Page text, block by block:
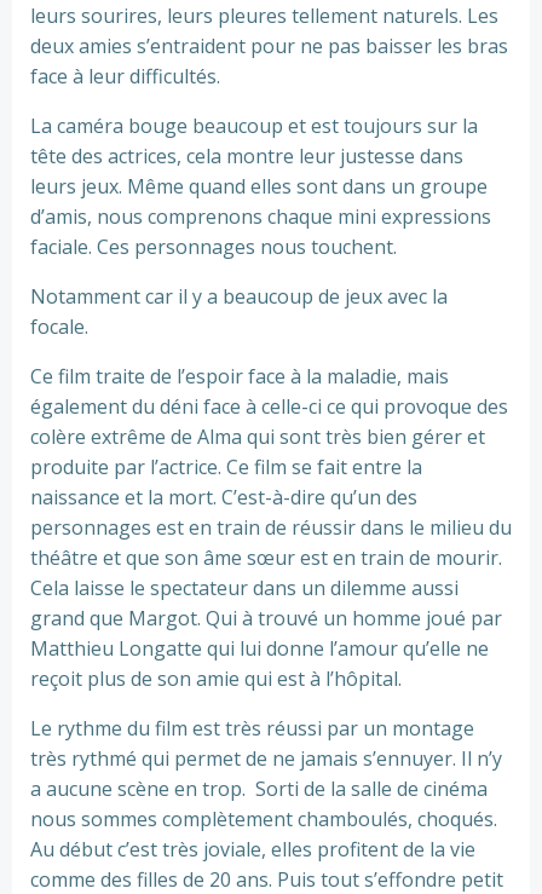
leurs sourires, leurs pleures tellement naturels. Les
deux amies s’entraident pour ne pas baisser les bras
face à leur difficultés.
La caméra bouge beaucoup et est toujours sur la
tête des actrices, cela montre leur justesse dans
leurs jeux. Même quand elles sont dans un groupe
d’amis, nous comprenons chaque mini expressions
faciale. Ces personnages nous touchent.
Notamment car il y a beaucoup de jeux avec la
focale.
Ce film traite de l’espoir face à la maladie, mais
également du déni face à celle-ci ce qui provoque des
colère extrême de Alma qui sont très bien gérer et
produite par l’actrice. Ce film se fait entre la
naissance et la mort. C’est-à-dire qu’un des
personnages est en train de réussir dans le milieu du
théâtre et que son âme sœur est en train de mourir.
Cela laisse le spectateur dans un dilemme aussi
grand que Margot. Qui à trouvé un homme joué par
Matthieu Longatte qui lui donne l’amour qu’elle ne
reçoit plus de son amie qui est à l’hôpital.
Le rythme du film est très réussi par un montage
très rythmé qui permet de ne jamais s’ennuyer. Il n’y
a aucune scène en trop. Sorti de la salle de cinéma
nous sommes complètement chamboulés, choqués.
Au début c’est très joviale, elles profitent de la vie
comme des filles de 20 ans. Puis tout s’effondre petit